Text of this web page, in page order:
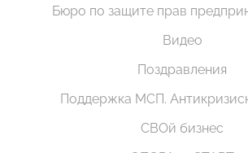
Бюро по защите прав
Видео
Поздравления
Поддержка МСП.
СВОй бизнес